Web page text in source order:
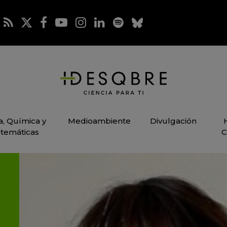
Química y
Medioambiente Divulgación